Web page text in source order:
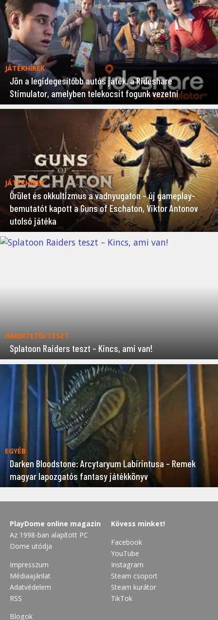
JÁTÉKHÍREK
Jön a legidegesítőbb autós játék, a Rideshare
Stimulator, amelyben telekocsit fogunk vezetni
JÁTÉKHÍREK
Őrület és okkultizmus a vadnyugaton – új gameplay-
bemutatót kapott a Guns of Eschaton, Viktor Antonov
utolsó játéka
ISMERTETŐ/TESZT
Splatoon Raiders teszt – Kincs, ami van!
EGYÉB
Darken Bloodstone: Arcytaryum Labirintusa – Remek
magyar lapozgatós fantasy játékkönyv
PlayDome online magazin
Az 1998-ban alapított PC
Dome utódja
Impresszum
Médiaajánlat
Adatvédelem
RSS
Blogok
Kövess minket!
Facebook
YouTube
Instagram
Steam csoport
Steam kurátor
TikTok